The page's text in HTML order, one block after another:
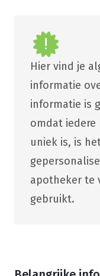
Hier vind je
informatie
informatie is
omdat iedere
uniek is, is
apotheker te
gebruikt.